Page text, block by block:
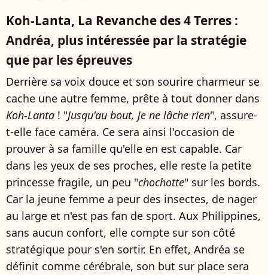
Koh-Lanta, La Revanche des 4 Terres :
Andréa, plus intéressée par la stratégie
que par les épreuves
Derrière sa voix douce et son sourire charmeur se
cache une autre femme, prête à tout donner dans
Koh-Lanta ! "Jusqu'au bout, je ne lâche rien", assure-
t-elle face caméra. Ce sera ainsi l'occasion de
prouver à sa famille qu'elle en est capable. Car
dans les yeux de ses proches, elle reste la petite
princesse fragile, un peu "chochotte" sur les bords.
Car la jeune femme a peur des insectes, de nager
au large et n'est pas fan de sport. Aux Philippines,
sans aucun confort, elle compte sur son côté
stratégique pour s'en sortir. En effet, Andréa se
définit comme cérébrale, son but sur place sera